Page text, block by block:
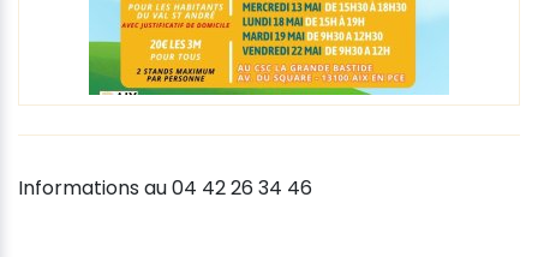
Informations au 04 42 26 34 46